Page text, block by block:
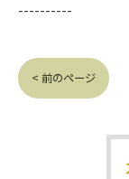
----------
< 前のページ